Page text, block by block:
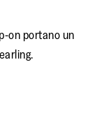
on portano un